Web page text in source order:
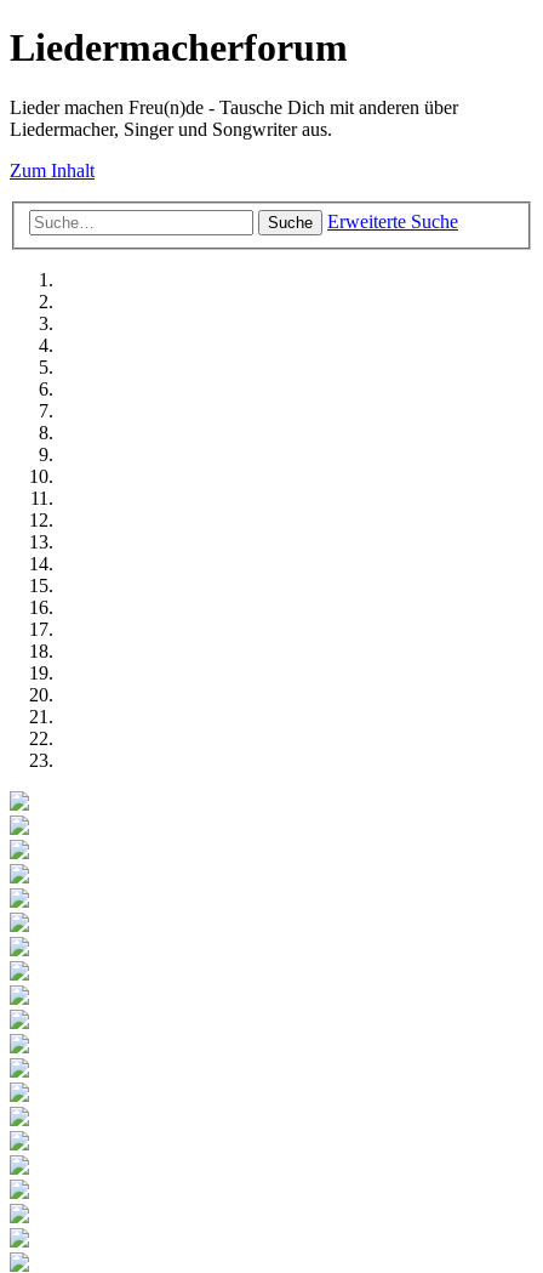
Liedermacherforum
Lieder machen Freu(n)de - Tausche Dich mit anderen über
Liedermacher, Singer und Songwriter aus.
Zum Inhalt
Suche Erweiterte Suche